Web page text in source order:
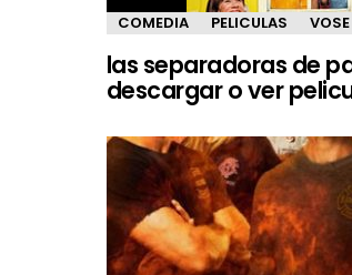
COMEDIA PELICULAS VOSE
las separadoras de
descargar o ver